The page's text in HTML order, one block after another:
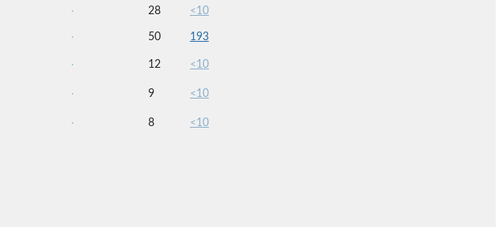
28 <10
50 193
12 <10
9 <10
8 <10